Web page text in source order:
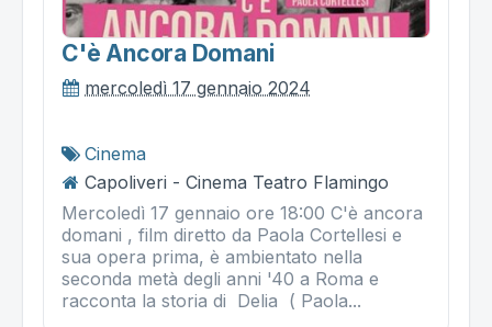
C'è Ancora Domani
mercoledì 17 gennaio 2024
Cinema
Capoliveri - Cinema Teatro Flamingo
Mercoledì 17 gennaio ore 18:00 C'è ancora
domani , film diretto da Paola Cortellesi e
sua opera prima, è ambientato nella
seconda metà degli anni '40 a Roma e
racconta la storia di Delia ( Paola...